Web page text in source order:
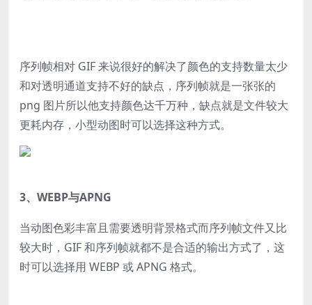
序列帧相对 GIF 来说很好的解决了颜色的支持数量太少
和对透明通道支持不好的缺点，序列帧就是一张张的
png 图片所以他支持颜色达千万种，缺点就是文件较大
更耗内存，小型动图时可以选择这种方式。
3、WEBP与APNG
当动图色彩丰富且需要透明背景格式而序列帧文件又比
较大时，GIF 和序列帧就都不是合适的输出方式了，这
时可以选择用 WEBP 或 APNG 格式。